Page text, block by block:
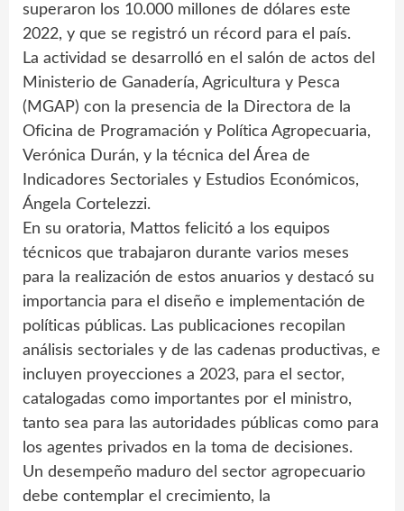
superaron los 10.000 millones de dólares este
2022, y que se registró un récord para el país.
La actividad se desarrolló en el salón de actos del
Ministerio de Ganadería, Agricultura y Pesca
(MGAP) con la presencia de la Directora de la
Oficina de Programación y Política Agropecuaria,
Verónica Durán, y la técnica del Área de
Indicadores Sectoriales y Estudios Económicos,
Ángela Cortelezzi.
En su oratoria, Mattos felicitó a los equipos
técnicos que trabajaron durante varios meses
para la realización de estos anuarios y destacó su
importancia para el diseño e implementación de
políticas públicas. Las publicaciones recopilan
análisis sectoriales y de las cadenas productivas, e
incluyen proyecciones a 2023, para el sector,
catalogadas como importantes por el ministro,
tanto sea para las autoridades públicas como para
los agentes privados en la toma de decisiones.
Un desempeño maduro del sector agropecuario
debe contemplar el crecimiento, la